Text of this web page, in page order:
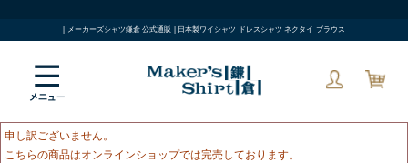
| メーカーズシャツ鎌倉 公式通販 | 日本製ワイシャツ ドレスシャツ ネクタイ ブラウス
申し訳ございません。
こちらの商品はオンラインショップでは完売しております。